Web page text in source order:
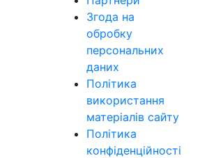
Згода на
обробку
персональних
даних
Політика
використання
матеріалів сайту
Політика
конфіденційності